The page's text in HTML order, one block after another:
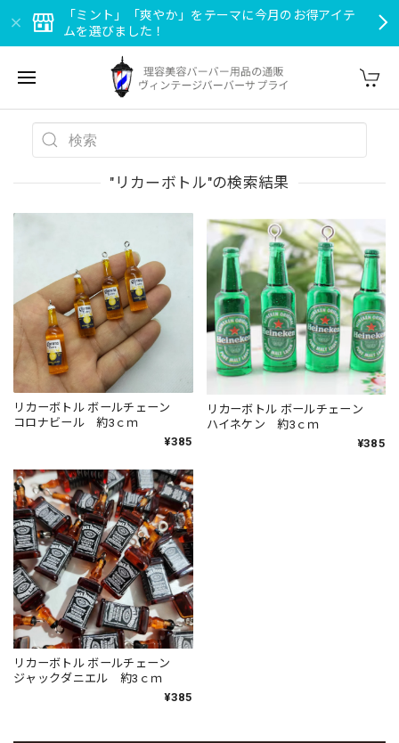
「ミント」「爽やか」をテーマに今月のお得アイテ
ムを選びました！
"リカーボトル"の検索結果
リカーボトル ボールチェーン
コロナビール 約3ｃｍ
¥385
リカーボトル ボールチェーン
ハイネケン 約3ｃｍ
¥385
リカーボトル ボールチェーン
ジャックダニエル 約3ｃｍ
¥385